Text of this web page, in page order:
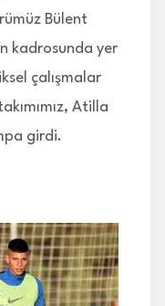
Bülent
kadrosunda yer
çalışmalar
Atilla
girdi.